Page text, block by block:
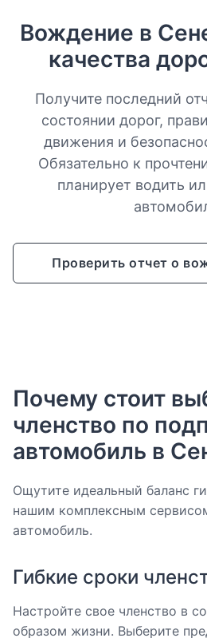
Вождение в
качества
Получите последний
состоянии дорог,
движения и
Обязательно к
планирует водить
Проверить отчет о
Почему стоит
членство по
автомобиль в
Ощутите идеальный баланс
нашим комплексным
автомобиль.
Гибкие сроки
Настройте свое членство в
образом жизни. Выберите